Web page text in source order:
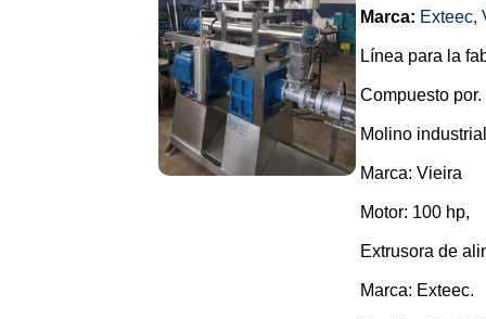
Marca: Exteec,
Línea para la
Compuesto por.
Molino
Marca: Vieira
Motor: 100 hp,
Extrusora de
Marca: Exteec.